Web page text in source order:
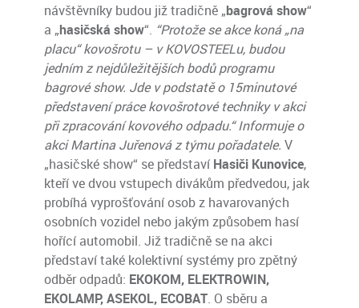
návštěvníky budou již tradičně „bagrová show“
a „hasičská show“. “Protože se akce koná „na
placu“ kovošrotu – v KOVOSTEELu, budou
jedním z nejdůležitějších bodů programu
bagrové show. Jde v podstatě o 15minutové
představení práce kovošrotové techniky v akci
při zpracování kovového odpadu.“ Informuje o
akci Martina Juřenová z týmu pořadatele. V
„hasičské show“ se představí Hasiči Kunovice,
kteří ve dvou vstupech divákům předvedou, jak
probíhá vyprošťování osob z havarovaných
osobních vozidel nebo jakým způsobem hasí
hořící automobil. Již tradičně se na akci
představí také kolektivní systémy pro zpětný
odběr odpadů: EKOKOM, ELEKTROWIN,
EKOLAMP, ASEKOL, ECOBAT. O sběru a